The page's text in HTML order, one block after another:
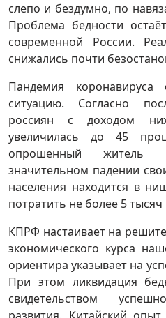
слепо и бездумно, по
Проблема бедности
современной России.
снижались почти
Пандемия
ситуацию. Согласно
россиян с доходом
увеличилась до 45
опрошенный
значительном падении
населения находится в
потратить не более 5
КПРФ настаивает на
экономического курса
ориентира указывает на
При этом ликвидация
свидетельством